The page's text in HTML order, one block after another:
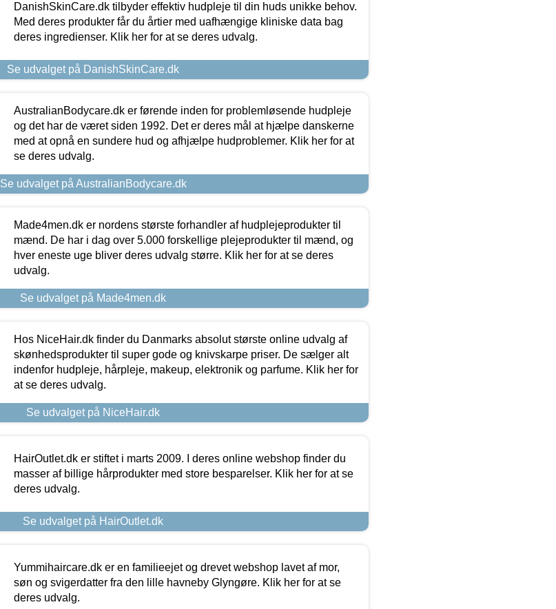
DanishSkinCare.dk tilbyder effektiv hudpleje til din huds unikke behov.
Med deres produkter får du årtier med uafhængige kliniske data bag
deres ingredienser. Klik her for at se deres udvalg.
Se udvalget på DanishSkinCare.dk
AustralianBodycare.dk er førende inden for problemløsende hudpleje
og det har de været siden 1992. Det er deres mål at hjælpe danskerne
med at opnå en sundere hud og afhjælpe hudproblemer. Klik her for at
se deres udvalg.
Se udvalget på AustralianBodycare.dk
Made4men.dk er nordens største forhandler af hudplejeprodukter til
mænd. De har i dag over 5.000 forskellige plejeprodukter til mænd, og
hver eneste uge bliver deres udvalg større. Klik her for at se deres
udvalg.
Se udvalget på Made4men.dk
Hos NiceHair.dk finder du Danmarks absolut største online udvalg af
skønhedsprodukter til super gode og knivskarpe priser. De sælger alt
indenfor hudpleje, hårpleje, makeup, elektronik og parfume. Klik her for
at se deres udvalg.
Se udvalget på NiceHair.dk
HairOutlet.dk er stiftet i marts 2009. I deres online webshop finder du
masser af billige hårprodukter med store besparelser. Klik her for at se
deres udvalg.
Se udvalget på HairOutlet.dk
Yummihaircare.dk er en familieejet og drevet webshop lavet af mor,
søn og svigerdatter fra den lille havneby Glyngøre. Klik her for at se
deres udvalg.